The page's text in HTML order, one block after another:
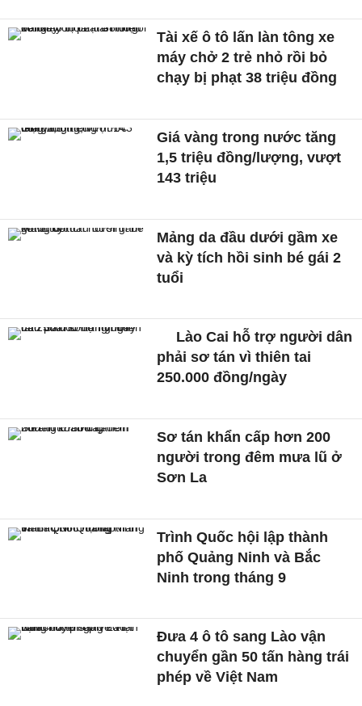
Tài xế ô tô lấn làn tông xe
máy chở 2 trẻ nhỏ rồi bỏ
chạy bị phạt 38 triệu đồng
Giá vàng trong nước tăng
1,5 triệu đồng/lượng, vượt
143 triệu
Mảng da đầu dưới gầm xe
và kỳ tích hồi sinh bé gái 2
tuổi
Lào Cai hỗ trợ người dân
phải sơ tán vì thiên tai
250.000 đồng/ngày
Sơ tán khẩn cấp hơn 200
người trong đêm mưa lũ ở
Sơn La
Trình Quốc hội lập thành
phố Quảng Ninh và Bắc
Ninh trong tháng 9
Đưa 4 ô tô sang Lào vận
chuyển gần 50 tấn hàng trái
phép về Việt Nam